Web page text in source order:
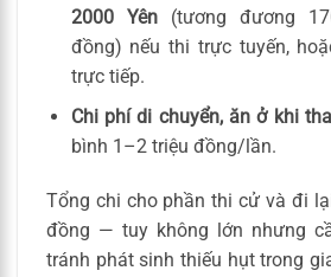
2000 Yên(tương đương
đồng) nếu thi trực tuyến,
trực tiếp.
Chi phí di chuyển, ăn ở khi
bình 1–2 triệu đồng/lần.
Tổng chi cho phần thi cử và đi
đồng — tuy không lớn nhưng
tránh phát sinh thiếu hụt trong